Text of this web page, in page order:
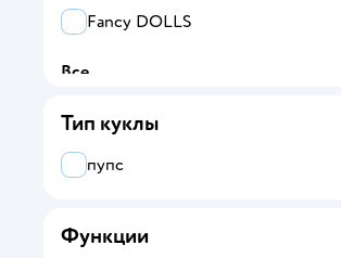
Fancy DOLLS
Все
Fancy DOLLS
Тип куклы
пупс
Функции